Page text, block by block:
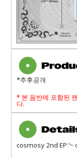
*추후공개
* 본 음반에 포함된
다.
cosmosy 2nd EP ‘~